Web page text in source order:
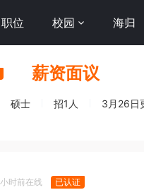
职位 校园 海归
薪资面议
硕士 招1人 3月26日
时前在线 已认证